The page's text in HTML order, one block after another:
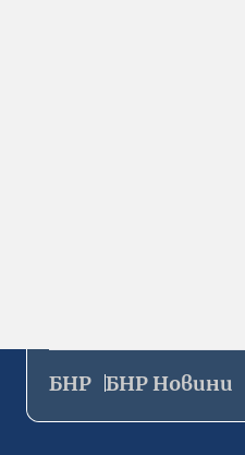
БНР БНР Новини